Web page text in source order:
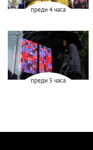
преди 4 часа
преди 5 часа